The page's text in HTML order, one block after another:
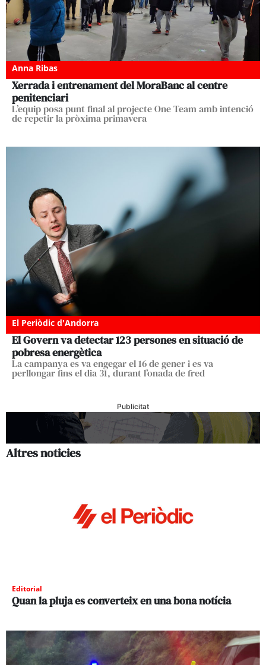
Anna Ribas
Xerrada i entrenament del MoraBanc al centre
penitenciari
L’equip posa punt final al projecte One Team amb intenció
de repetir la pròxima primavera
El Periòdic d'Andorra
El Govern va detectar 123 persones en situació de
pobresa energètica
La campanya es va engegar el 16 de gener i es va
perllongar fins el dia 31, durant l’onada de fred
Publicitat
Altres noticies
Editorial
Quan la pluja es converteix en una bona notícia